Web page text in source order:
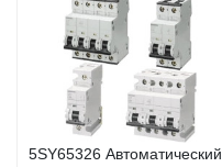
5SY65326 Автоматический